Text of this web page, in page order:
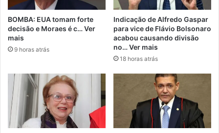
BOMBA: EUA tomam forte
decisão e Moraes é c… Ver
mais
9 horas atrás
Indicação de Alfredo Gaspar
para vice de Flávio Bolsonaro
acabou causando divisão
no… Ver mais
18 horas atrás